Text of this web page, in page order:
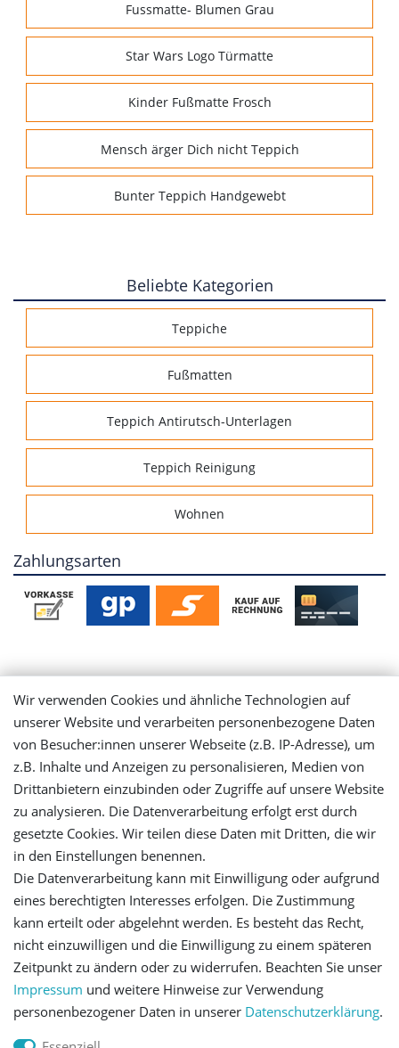
Fussmatte- Blumen Grau
Star Wars Logo Türmatte
Kinder Fußmatte Frosch
Mensch ärger Dich nicht Teppich
Bunter Teppich Handgewebt
Beliebte Kategorien
Teppiche
Fußmatten
Teppich Antirutsch-Unterlagen
Teppich Reinigung
Wohnen
Zahlungsarten
Mein Konto
Login
Registrieren
Versandinformationen
Let's stay connected
Impressum Daten­schutz­erklärung AGB
Wir verwenden Cookies und ähnliche Technologien auf
unserer Website und verarbeiten personenbezogene Daten
von Besucher:innen unserer Webseite (z.B. IP-Adresse), um
z.B. Inhalte und Anzeigen zu personalisieren, Medien von
Drittanbietern einzubinden oder Zugriffe auf unsere Website
zu analysieren. Die Datenverarbeitung erfolgt erst durch
gesetzte Cookies. Wir teilen diese Daten mit Dritten, die wir
in den Einstellungen benennen.
Die Datenverarbeitung kann mit Einwilligung oder aufgrund
eines berechtigten Interesses erfolgen. Die Zustimmung
kann erteilt oder abgelehnt werden. Es besteht das Recht,
nicht einzuwilligen und die Einwilligung zu einem späteren
Zeitpunkt zu ändern oder zu widerrufen. Beachten Sie unser
Impressum und weitere Hinweise zur Verwendung
personenbezogener Daten in unserer Daten­schutz­erklärung.